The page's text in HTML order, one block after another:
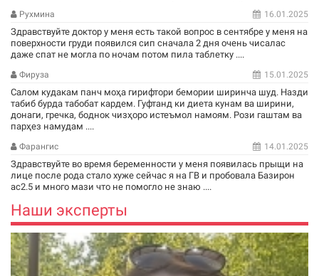
Рухмина 16.01.2025
Здравствуйте доктор у меня есть такой вопрос в сентябре у меня на
поверхности груди появился сип сначала 2 дня очень чисалас
даже спат не могла по ночам потом пила таблетку ....
Фируза 15.01.2025
Салом кудакам панч моҳа гирифтори бемории ширинча шуд. Назди
табиб бурда табобат кардем. Гуфтанд ки диета кунам ва ширини,
донаги, гречка, боднок чизҳоро истеъмол намоям. Рози гаштам ва
парҳез намудам ....
Фарангис 14.01.2025
Здравствуйте во время беременности у меня появилась прыщи на
лице после рода стало хуже сейчас я на ГВ и пробовала Базирон
ас2.5 и много мази что не помогло не знаю ....
Наши эксперты